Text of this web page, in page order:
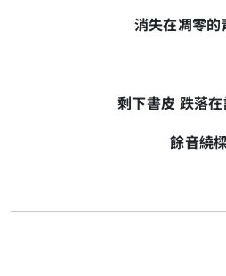
消失在凋零的
剩下書皮 跌落
餘音繞